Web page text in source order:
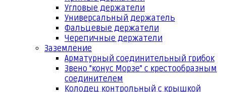
Угловые держатели
Универсальный держатель
Фальцевые держатели
Черепичные держатели
Заземление
Арматурный соединительный грибок
Звено "конус Морзе" с крестообразным
соединителем
Колодец контрольный с крышкой